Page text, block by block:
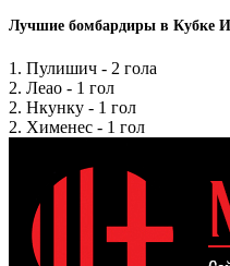
Лучшие бомбардиры в Кубке
1. Пулишич - 2 гола
2. Леао - 1 гол
2. Нкунку - 1 гол
2. Хименес - 1 гол